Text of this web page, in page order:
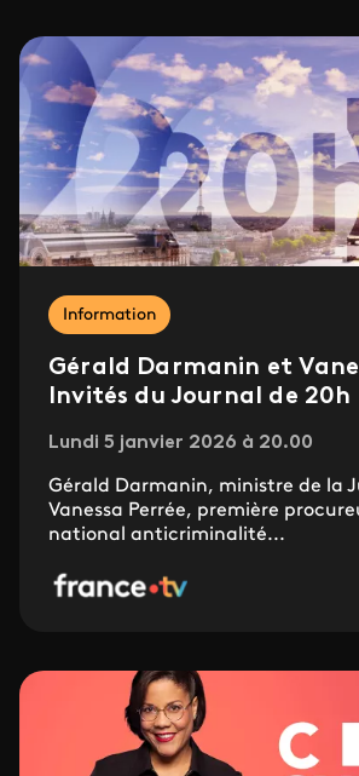
Information
Gérald Darmanin et
Invités du Journal de 20h
Lundi 5 janvier 2026 à 20.00
Gérald Darmanin, ministre de la
Vanessa Perrée, première
national anticriminalité...